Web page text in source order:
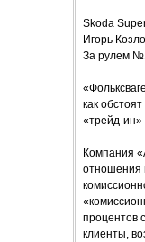
Skoda
Игорь
За рулем
как
«трейд-ин»
Компания
отношения
процентов
клиенты,